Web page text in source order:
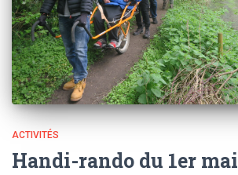
ACTIVITÉS
Handi-rando du 1er mai